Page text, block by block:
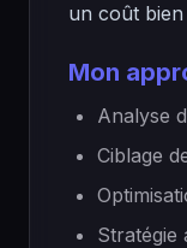
un coût
Mon
Analyse
Ciblage
Stratégie